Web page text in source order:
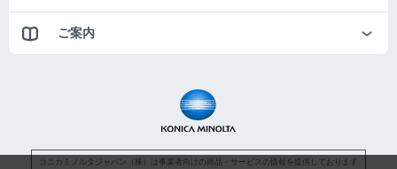
ご案内
コニカミノルタジャパン（株）は事業者向けの商品・サービスの情報を提供しております